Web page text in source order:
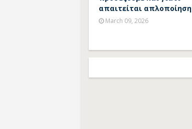
απαιτείται απλοποίηση
March 09, 2026